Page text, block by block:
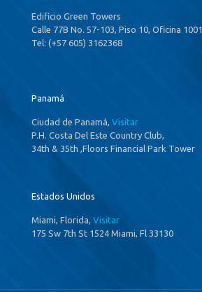
Edificio Green Towers
Calle 77B No. 57-103, Piso 10, Oficina 1001
Tel: (+57 605) 3162368
Panamá
Ciudad de Panamá, Visitar
P.H. Costa Del Este Country Club,
34th & 35th ,Floors Financial Park Tower
Estados Unidos
Miami, Florida, Visitar
175 Sw 7th St 1524 Miami, Fl 33130